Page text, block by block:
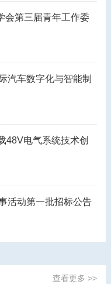
会第三届青年工作委
汽车数字化与智能制
电气系统技术创
活动第一批招标公告
查看更多 >>